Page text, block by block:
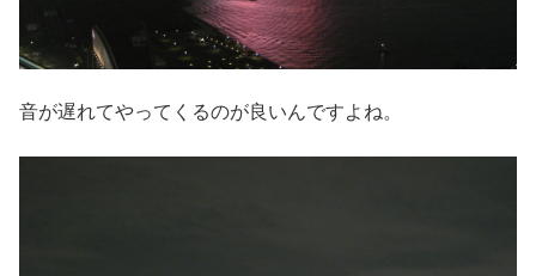
音が遅れてやってくるのが良いんですよね。